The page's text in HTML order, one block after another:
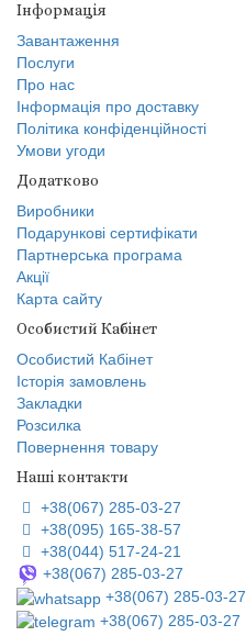
Інформація
Завантаження
Послуги
Про нас
Інформація про доставку
Політика конфіденційності
Умови угоди
Додатково
Виробники
Подарункові сертифікати
Партнерська програма
Акції
Карта сайту
Особистий Кабінет
Особистий Кабінет
Історія замовлень
Закладки
Розсилка
Повернення товару
Наші контакти
+38(067) 285-03-27
+38(095) 165-38-57
+38(044) 517-24-21
+38(067) 285-03-27
+38(067) 285-03-27
+38(067) 285-03-27